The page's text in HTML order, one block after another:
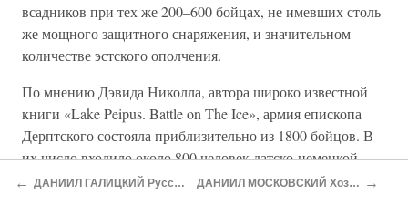
всадников при тех же 200–600 бойцах, не имевших столь
же мощного защитного снаряжения, и значительном
количестве эстского ополчения.
По мнению Дэвида Николла, автора широко известной
книги «Lake Peipus. Battle on The Ice», армия епископа
Дерптского состояла приблизительно из 1800 бойцов. В
их число входило около 800 человек датско-немецкой
тяжелой кавалерии («knights and sergeants», по
← ДАНИИЛ ГАЛИЦКИЙ Русский король ДАНИИЛ МОСКОВСКИЙ Хозяин города →